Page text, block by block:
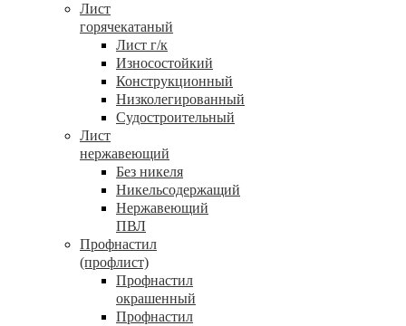
Лист
горячекатаный
Лист г/к
Износостойкий
Конструкционный
Низколегированный
Судостроительный
Лист
нержавеющий
Без никеля
Никельсодержащий
Нержавеющий
ПВЛ
Профнастил
(профлист)
Профнастил
окрашенный
Профнастил